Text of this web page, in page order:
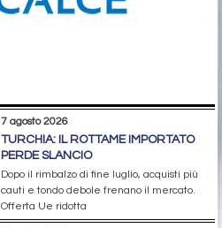
7 agosto 2026
TURCHIA: IL ROTTAME IMPORTATO
PERDE SLANCIO
Dopo il rimbalzo di fine luglio, acquisti più
cauti e tondo debole frenano il mercato.
Offerta Ue ridotta